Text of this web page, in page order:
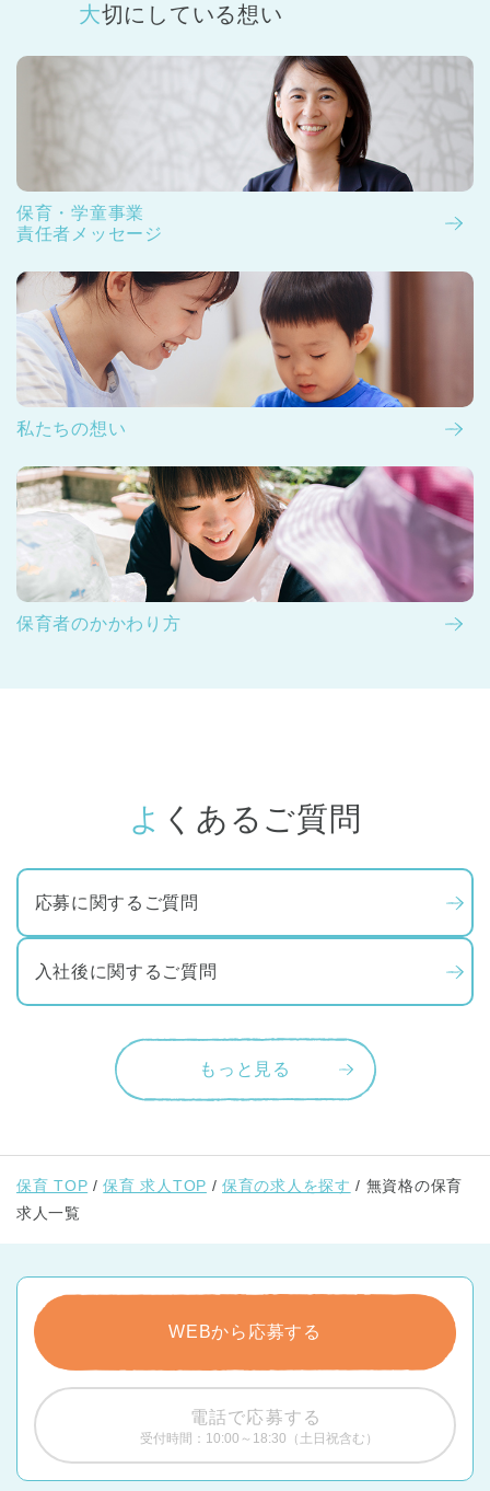
大切にしている想い
保育・学童事業
責任者メッセージ
私たちの想い
保育者のかかわり方
よくあるご質問
応募に関するご質問
入社後に関するご質問
もっと見る
保育 TOP 保育 求人TOP 保育の求人を探す
無資格の保育
求人一覧
WEBから応募する
電話で応募する
受付時間：10:00～18:30（土日祝含む）